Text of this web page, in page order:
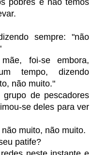
sempre: "não
foi-se embora,
tempo, dizendo
não muito."
de pescadores
se deles para ver
muito, não muito.
patife?